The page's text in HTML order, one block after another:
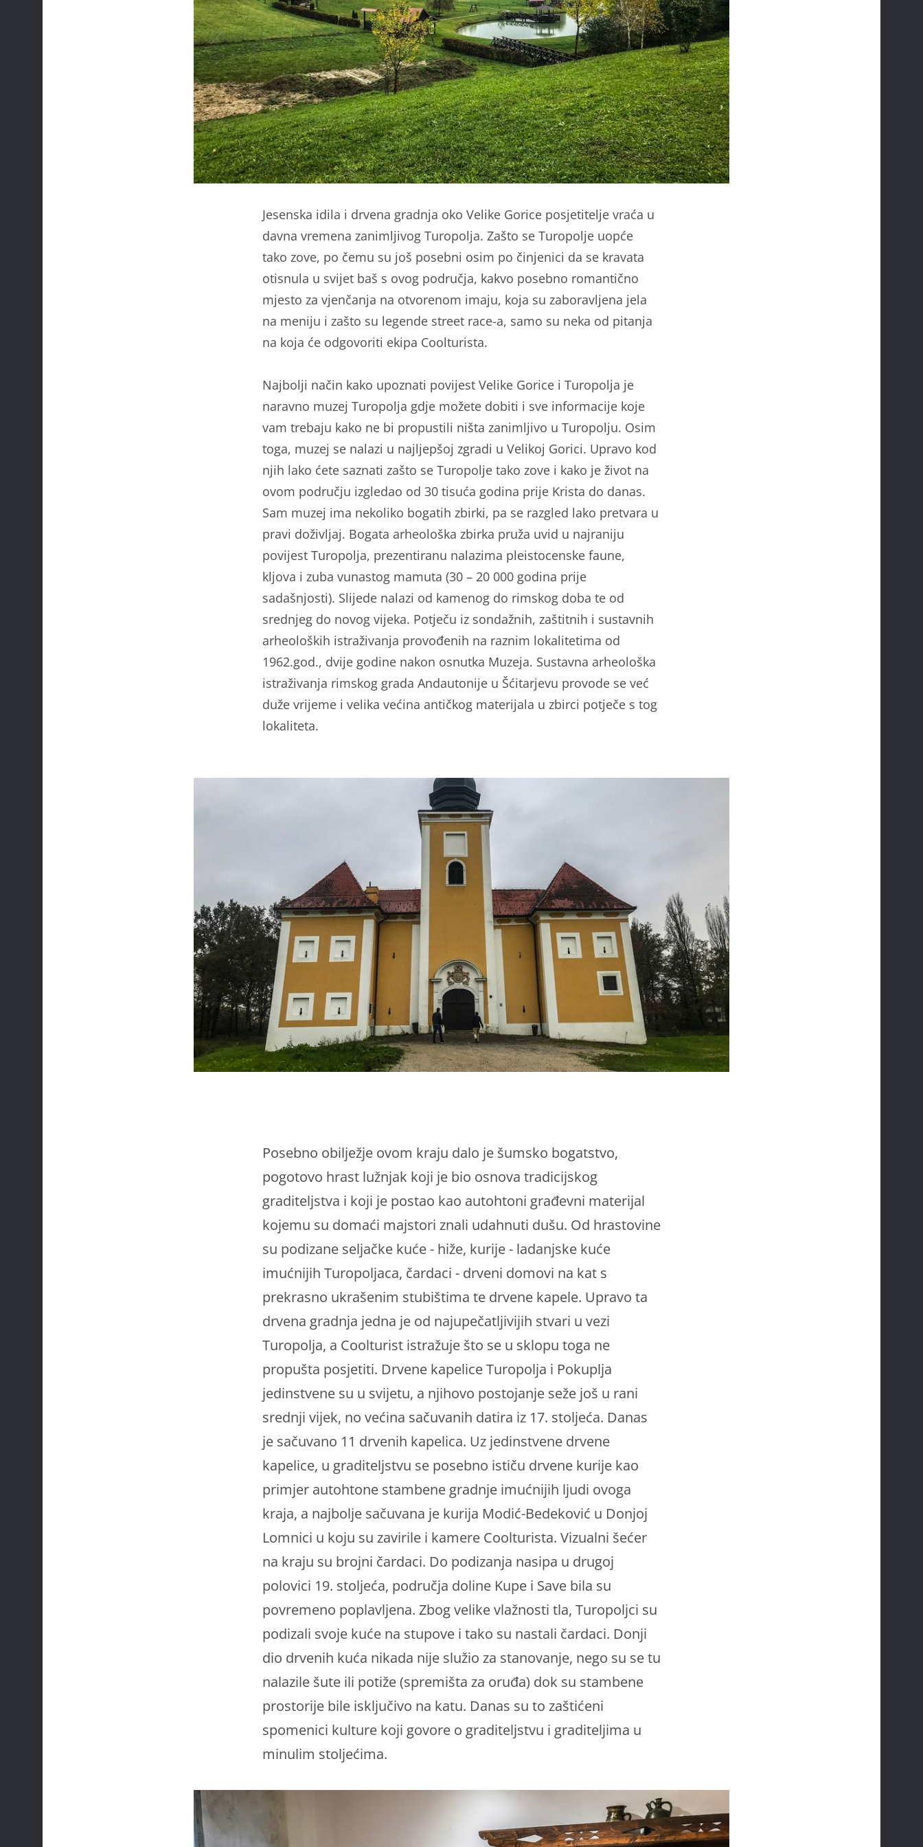
Jesenska idila i drvena gradnja oko Velike Gorice posjetitelje vraća u
davna vremena zanimljivog Turopolja. Zašto se Turopolje uopće
tako zove, po čemu su još posebni osim po činjenici da se kravata
otisnula u svijet baš s ovog područja, kakvo posebno romantično
mjesto za vjenčanja na otvorenom imaju, koja su zaboravljena jela
na meniju i zašto su legende street race-a, samo su neka od pitanja
na koja će odgovoriti ekipa Coolturista.
Najbolji način kako upoznati povijest Velike Gorice i Turopolja je
naravno muzej Turopolja gdje možete dobiti i sve informacije koje
vam trebaju kako ne bi propustili ništa zanimljivo u Turopolju. Osim
toga, muzej se nalazi u najljepšoj zgradi u Velikoj Gorici. Upravo kod
njih lako ćete saznati zašto se Turopolje tako zove i kako je život na
ovom području izgledao od 30 tisuća godina prije Krista do danas.
Sam muzej ima nekoliko bogatih zbirki, pa se razgled lako pretvara u
pravi doživljaj. Bogata arheološka zbirka pruža uvid u najraniju
povijest Turopolja, prezentiranu nalazima pleistocenske faune,
kljova i zuba vunastog mamuta (30 – 20 000 godina prije
sadašnjosti). Slijede nalazi od kamenog do rimskog doba te od
srednjeg do novog vijeka. Potječu iz sondažnih, zaštitnih i sustavnih
arheoloških istraživanja provođenih na raznim lokalitetima od
1962.god., dvije godine nakon osnutka Muzeja. Sustavna arheološka
istraživanja rimskog grada Andautonije u Šćitarjevu provode se već
duže vrijeme i velika većina antičkog materijala u zbirci potječe s tog
lokaliteta.
Posebno obilježje ovom kraju dalo je šumsko bogatstvo,
pogotovo hrast lužnjak koji je bio osnova tradicijskog
graditeljstva i koji je postao kao autohtoni građevni materijal
kojemu su domaći majstori znali udahnuti dušu. Od hrastovine
su podizane seljačke kuće - hiže, kurije - ladanjske kuće
imućnijih Turopoljaca, čardaci - drveni domovi na kat s
prekrasno ukrašenim stubištima te drvene kapele. Upravo ta
drvena gradnja jedna je od najupečatljivijih stvari u vezi
Turopolja, a Coolturist istražuje što se u sklopu toga ne
propušta posjetiti. Drvene kapelice Turopolja i Pokuplja
jedinstvene su u svijetu, a njihovo postojanje seže još u rani
srednji vijek, no većina sačuvanih datira iz 17. stoljeća. Danas
je sačuvano 11 drvenih kapelica. Uz jedinstvene drvene
kapelice, u graditeljstvu se posebno ističu drvene kurije kao
primjer autohtone stambene gradnje imućnijih ljudi ovoga
kraja, a najbolje sačuvana je kurija Modić-Bedeković u Donjoj
Lomnici u koju su zavirile i kamere Coolturista. Vizualni šećer
na kraju su brojni čardaci. Do podizanja nasipa u drugoj
polovici 19. stoljeća, područja doline Kupe i Save bila su
povremeno poplavljena. Zbog velike vlažnosti tla, Turopoljci su
podizali svoje kuće na stupove i tako su nastali čardaci. Donji
dio drvenih kuća nikada nije služio za stanovanje, nego su se tu
nalazile šute ili potiže (spremišta za oruđa) dok su stambene
prostorije bile isključivo na katu. Danas su to zaštićeni
spomenici kulture koji govore o graditeljstvu i graditeljima u
minulim stoljećima.